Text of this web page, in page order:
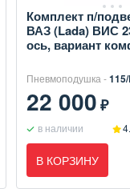
Комплект п/
ВАЗ (Lada) ВИС
ось, вариант
Пневмоподушка -
22 000₽
в наличии
В КОРЗИНУ